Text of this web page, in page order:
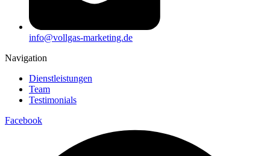
info@vollgas-marketing.de
Navigation
Dienstleistungen
Team
Testimonials
Facebook